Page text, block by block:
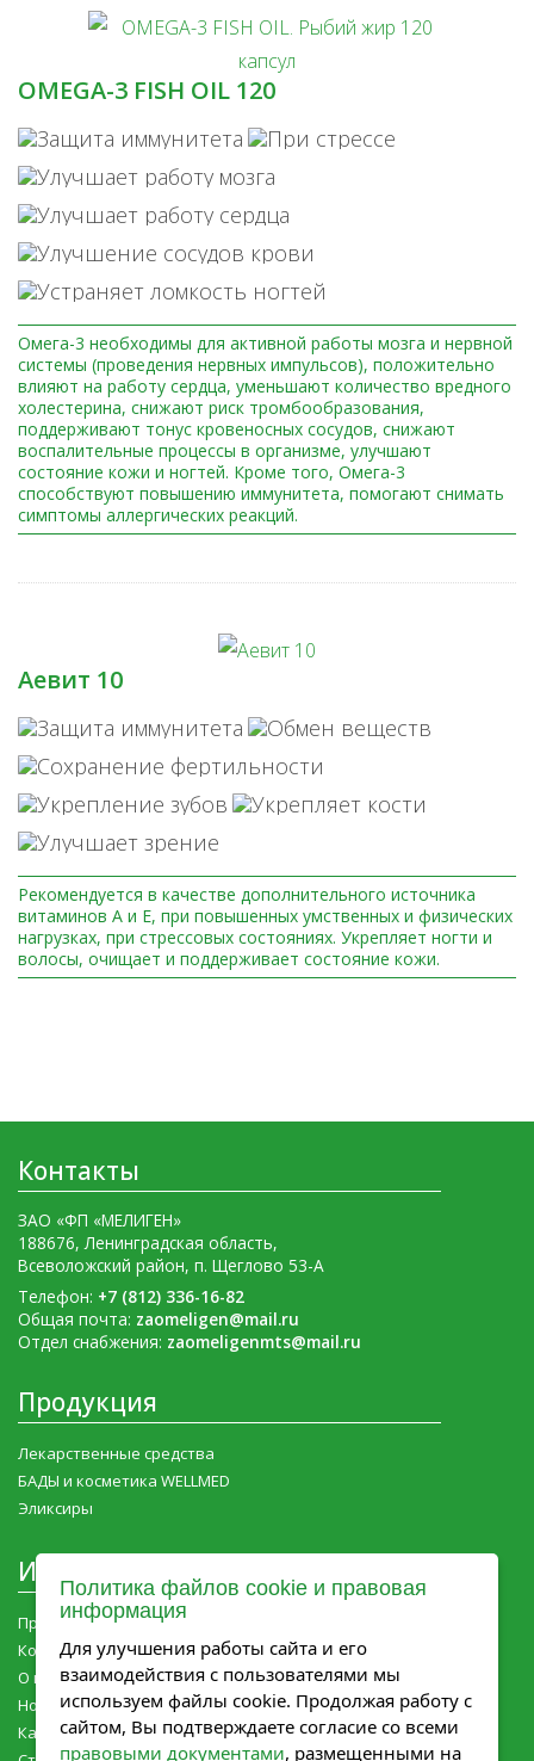
OMEGA-3 FISH OIL 120
Омега-3 необходимы для активной работы мозга и нервной
системы (проведения нервных импульсов), положительно
влияют на работу сердца, уменьшают количество вредного
холестерина, снижают риск тромбообразования,
поддерживают тонус кровеносных сосудов, снижают
воспалительные процессы в организме, улучшают
состояние кожи и ногтей. Кроме того, Омега-3
способствуют повышению иммунитета, помогают снимать
симптомы аллергических реакций.
Аевит 10
Рекомендуется в качестве дополнительного источника
витаминов А и Е, при повышенных умственных и физических
нагрузках, при стрессовых состояниях. Укрепляет ногти и
волосы, очищает и поддерживает состояние кожи.
Контакты
ЗАО «ФП «МЕЛИГЕН»
188676, Ленинградская область,
Всеволожский район, п. Щеглово 53-А
Телефон: +7 (812) 336-16-82
Общая почта: zaomeligen@mail.ru
Отдел снабжения: zaomeligenmts@mail.ru
Продукция
Лекарственные средства
БАДЫ и косметика WELLMED
Эликсиры
Информация
Продукция Мелиген
Контакты
О компании
Новости компании
Карьера
Политика файлов cookie и правовая
информация
Для улучшения работы сайта и его
взаимодействия с пользователями мы
используем файлы cookie. Продолжая работу с
сайтом, Вы подтверждаете согласие со всеми
правовыми документами, размещенными на